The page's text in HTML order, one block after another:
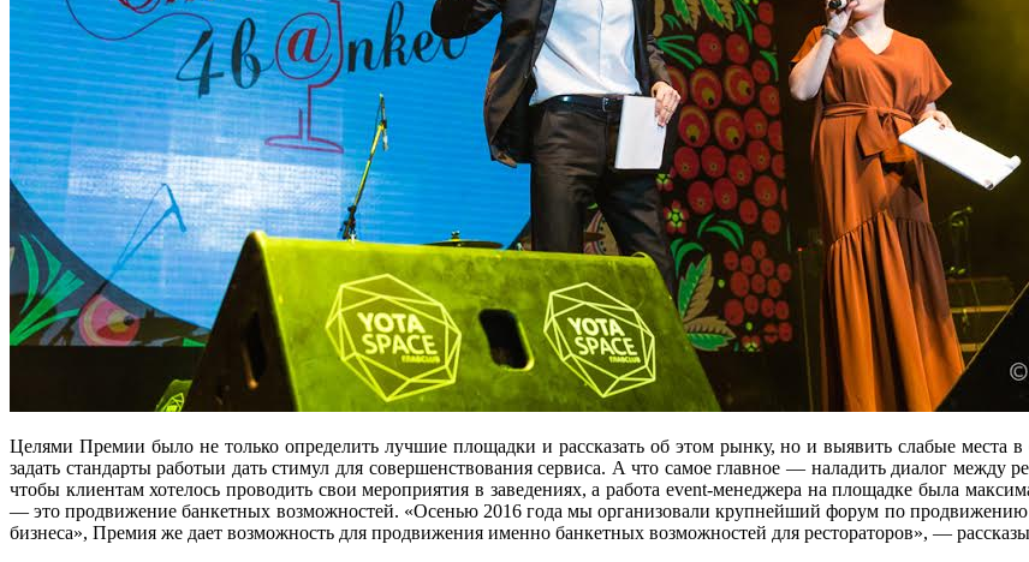
Целями Премии было не только определить лучшие площадки и рассказать об этом рынку, но и выявить слабые места
задать стандарты работыи дать стимул для совершенствования сервиса. А что самое главное — наладить диалог между
чтобы клиентам хотелось проводить свои мероприятия в заведениях, а работа event-менеджера на площадке была
— это продвижение банкетных возможностей. «Осенью 2016 года мы организовали крупнейший форум по продвижению
бизнеса», Премия же дает возможность для продвижения именно банкетных возможностей для рестораторов», —